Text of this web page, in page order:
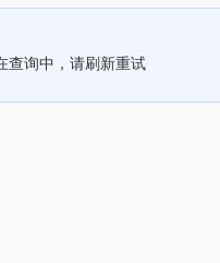
查询中，请刷新重试